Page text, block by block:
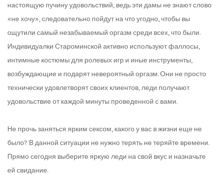
настоящую пучину удовольствий, ведь эти дамы не знают слово
«не хочу», следовательно пойдут на что угодно, чтобы вы
ощутили самый незабываемый оргазм среди всех, что были.
Индивидуалки Староминской активно используют фаллосы,
интимные костюмы для ролевых игр и иные инструменты,
возбуждающие и подарят невероятный оргазм. Они не просто
технически удовлетворят своих клиентов, леди получают
удовольствие от каждой минуты проведенной с вами.
Не прочь заняться ярким сексом, какого у вас в жизни еще не
было? В данной ситуации не нужно терять не теряйте времени.
Прямо сегодня выберите яркую леди на свой вкус и назначьте
ей свидание.